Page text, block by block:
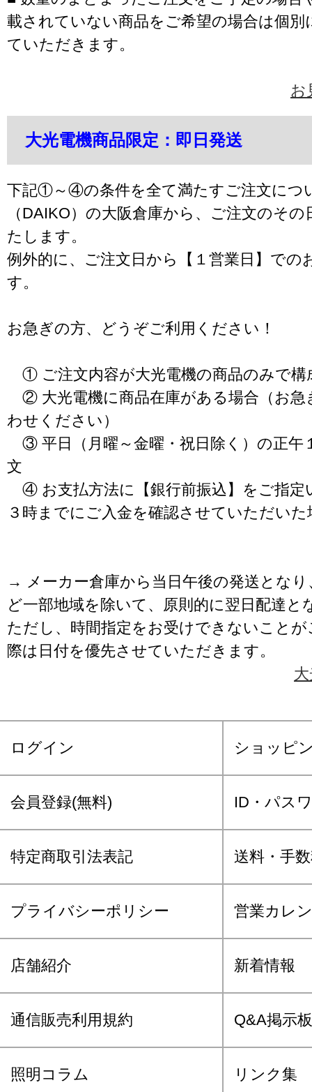
載されていない商品をご希望の場合は個別
ていただきます。
お
大光電機商品限定：即日発送
下記①～④の条件を全て満たすご注文につ
（DAIKO）の大阪倉庫から、ご注文のそ
たします。
例外的に、ご注文日から【１営業日】での
す。
お急ぎの方、どうぞご利用ください！
① ご注文内容が大光電機の商品のみで構
② 大光電機に商品在庫がある場合（お急
わせください）
③ 平日（月曜～金曜・祝日除く）の正午
文
④ お支払方法に【銀行前振込】をご指定
３時までにご入金を確認させていただいた
→ メーカー倉庫から当日午後の発送となり
ど一部地域を除いて、原則的に翌日配達と
ただし、時間指定をお受けできないこと
際は日付を優先させていただきます。
ログイン ショッピ
会員登録(無料) ID・パス
特定商取引法表記 送料・手
プライバシーポリシー 営業カレ
店舗紹介 新着情報
通信販売利用規約 Q&A掲示板
照明コラム リンク集